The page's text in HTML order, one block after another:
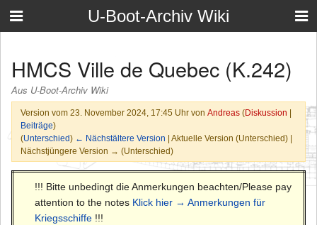
U-Boot-Archiv Wiki
HMCS Ville de Quebec (K.242)
Aus U-Boot-Archiv Wiki
Version vom 23. November 2024, 17:45 Uhr von Andreas (Diskussion |
Beiträge)
(Unterschied) ← Nächstältere Version | Aktuelle Version (Unterschied) |
Nächstjüngere Version → (Unterschied)
!!! Bitte unbedingt die Anmerkungen beachten/Please pay
attention to the notes Klick hier → Anmerkungen für
Kriegsschiffe !!!